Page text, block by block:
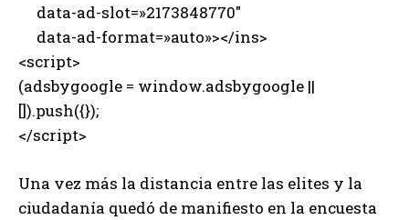
data-ad-slot=»2173848770″
data-ad-format=»auto»></ins>
<script>
(adsbygoogle = window.adsbygoogle ||
[]).push({});
</script>
Una vez más la distancia entre las elites y la
ciudadanía quedó de manifiesto en la encuesta